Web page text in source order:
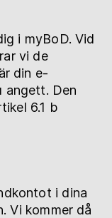
i myBoD. Vid
vi de
din e-
angett. Den
6.1 b
i dina
Vi kommer då